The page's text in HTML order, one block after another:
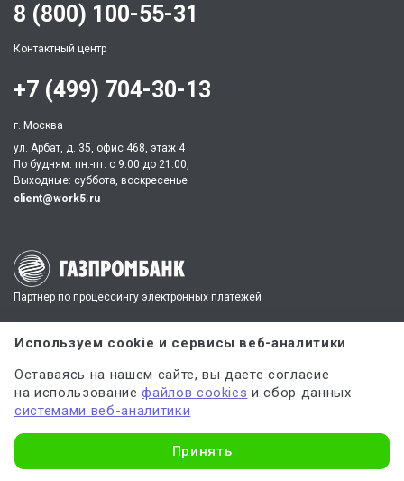
Партнер по процессингу электронных платежей
ИНН 540535727161,ОГРН 312547621900150
8 (800) 100-55-31
Контактный центр
+7 (499) 704-30-13
г. Москва
ул. Арбат, д. 35, офис 468, этаж 4
По будням: пн.-пт. c 9:00 до 21:00,
Выходные: суббота, воскресенье
client@work5.ru
Материалы, полученные в результате оказания услуг, могут
Используем cookie и сервисы веб-аналитики
Оставаясь на нашем сайте, вы даете согласие
на использованиефайлов cookies и сбор данных
системами веб-аналитики
Принять